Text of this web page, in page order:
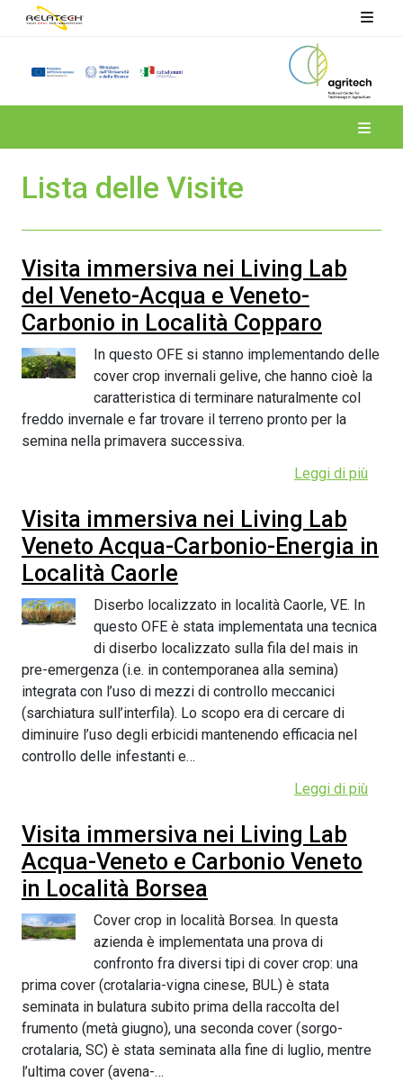
Lista delle Visite
Visita immersiva nei Living Lab
del Veneto-Acqua e Veneto-
Carbonio in Località Copparo
In questo OFE si stanno implementando delle
cover crop invernali gelive, che hanno cioè la
caratteristica di terminare naturalmente col
freddo invernale e far trovare il terreno pronto per la
semina nella primavera successiva.
Leggi di più
Visita immersiva nei Living Lab
Veneto Acqua-Carbonio-Energia in
Località Caorle
Diserbo localizzato in località Caorle, VE. In
questo OFE è stata implementata una tecnica
di diserbo localizzato sulla fila del mais in
pre-emergenza (i.e. in contemporanea alla semina)
integrata con l’uso di mezzi di controllo meccanici
(sarchiatura sull’interfila). Lo scopo era di cercare di
diminuire l’uso degli erbicidi mantenendo efficacia nel
controllo delle infestanti e…
Leggi di più
Visita immersiva nei Living Lab
Acqua-Veneto e Carbonio Veneto
in Località Borsea
Cover crop in località Borsea. In questa
azienda è implementata una prova di
confronto fra diversi tipi di cover crop: una
prima cover (crotalaria-vigna cinese, BUL) è stata
seminata in bulatura subito prima della raccolta del
frumento (metà giugno), una seconda cover (sorgo-
crotalaria, SC) è stata seminata alla fine di luglio, mentre
l’ultima cover (avena-…